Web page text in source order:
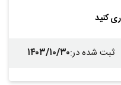
کنید
ثبت شده در:۱۴۰۳/۱۰/۳۰